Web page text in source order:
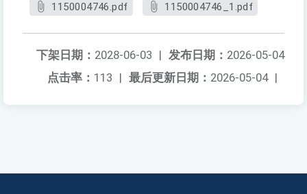
1150004746.pdf 1150004746_1.pdf
发布日期： 2026-05-04
下架日期： 2028-06-03 |
最后更新日期： 2026-05-04 |
点击率： 113 |